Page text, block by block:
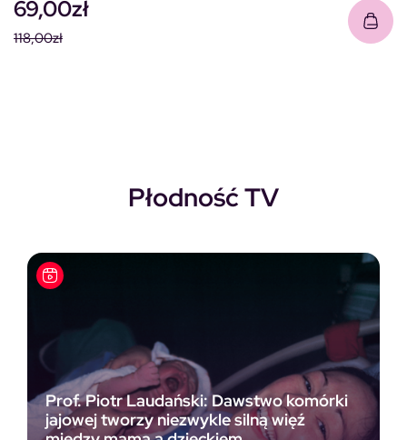
118,00zł
69,00zł
Płodność TV
Prof. Piotr Laudański: Dawstwo komórki
jajowej tworzy niezwykle silną więź